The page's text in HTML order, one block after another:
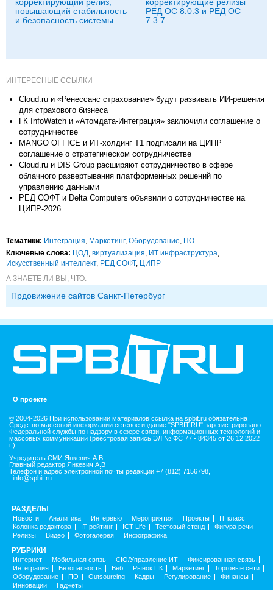
повышающий стабильность
и безопасность системы
РЕД ОС 8.0.3 и РЕД ОС
7.3.7
ИНТЕРЕСНЫЕ ССЫЛКИ
Cloud.ru и «Ренессанс страхование» будут развивать ИИ-решения
для страхового бизнеса
ГК InfoWatch и «Атомдата-Интеграция» заключили соглашение о
сотрудничестве
MANGO OFFICE и ИТ-холдинг Т1 подписали на ЦИПР
соглашение о стратегическом сотрудничестве
Cloud.ru и DIS Group расширяют сотрудничество в сфере
облачного развертывания платформенных решений по
управлению данными
РЕД СОФТ и Delta Computers объявили о сотрудничестве на
ЦИПР-2026
Тематики: Интеграция, Маркетинг, Оборудование, ПО
Ключевые слова: ЦОД, виртуализация, ИТ инфраструктура,
Искусственный интеллект, РЕД СОФТ, ЦИПР
А ЗНАЕТЕ ЛИ ВЫ, ЧТО:
Прдовижение сайтов Санкт-Петербург
О проекте
© 2004-2026 При использовании материалов ссылка на spbit.ru обязательна
Средство массовой информации сетевое издание "SPBIT.RU" зарегистрировано
Федеральной службы по надзору в сфере связи, информационных технологий и
массовых коммуникаций (реестровая запись ЭЛ № ФС 77 - 84345 от 26.12.2022
г.).
Учредитель СМИ Янкевич А.В
Главный редактор Янкевич А.В
Телефон и адрес электронной почты редакции +7 (812) 7156798,
info@spbit.ru
РАЗДЕЛЫ
Новости Аналитика Интервью Мероприятия Проекты
IT класс
Колонка редактора
IT рейтинг ICT Life Тестовый стенд
Фигура речи
Релизы
Видео Фотогалерея Инфографика
РУБРИКИ
Интернет Мобильная связь CIO/Управление ИТ
Фиксированная связь
Интеграция
Безопасность Веб Рынок ПК Маркетинг
Торговые сети
Оборудование
ПО Outsourcing Кадры Регулирование
Финансы
Инновации
Гаджеты